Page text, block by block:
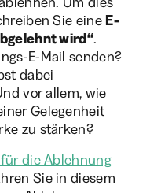
Sie eineE-
wird“.
E-Mail senden?
dabei
vor allem, wie
Gelegenheit
zu stärken?
die Ablehnung
Sie in diesem